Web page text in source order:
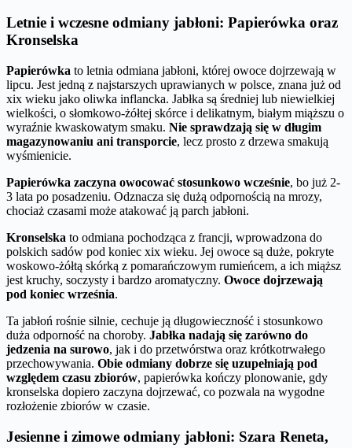
Letnie i wczesne odmiany jabłoni: Papierówka oraz
Kronselska
Papierówka to letnia odmiana jabłoni, której owoce dojrzewają w
lipcu. Jest jedną z najstarszych uprawianych w polsce, znana już od
xix wieku jako oliwka inflancka. Jabłka są średniej lub niewielkiej
wielkości, o słomkowo-żółtej skórce i delikatnym, białym miąższu o
wyraźnie kwaskowatym smaku. Nie sprawdzają się w długim
magazynowaniu ani transporcie, lecz prosto z drzewa smakują
wyśmienicie.
Papierówka zaczyna owocować stosunkowo wcześnie, bo już 2-
3 lata po posadzeniu. Odznacza się dużą odpornością na mrozy,
chociaż czasami może atakować ją parch jabłoni.
Kronselska to odmiana pochodząca z francji, wprowadzona do
polskich sadów pod koniec xix wieku. Jej owoce są duże, pokryte
woskowo-żółtą skórką z pomarańczowym rumieńcem, a ich miąższ
jest kruchy, soczysty i bardzo aromatyczny. Owoce dojrzewają
pod koniec września.
Ta jabłoń rośnie silnie, cechuje ją długowieczność i stosunkowo
duża odporność na choroby. Jabłka nadają się zarówno do
jedzenia na surowo, jak i do przetwórstwa oraz krótkotrwałego
przechowywania. Obie odmiany dobrze się uzupełniają pod
względem czasu zbiorów, papierówka kończy plonowanie, gdy
kronselska dopiero zaczyna dojrzewać, co pozwala na wygodne
rozłożenie zbiorów w czasie.
Jesienne i zimowe odmiany jabłoni: Szara Reneta,